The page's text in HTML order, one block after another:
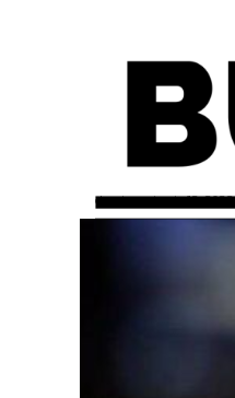
domingo, junio 12, 2022